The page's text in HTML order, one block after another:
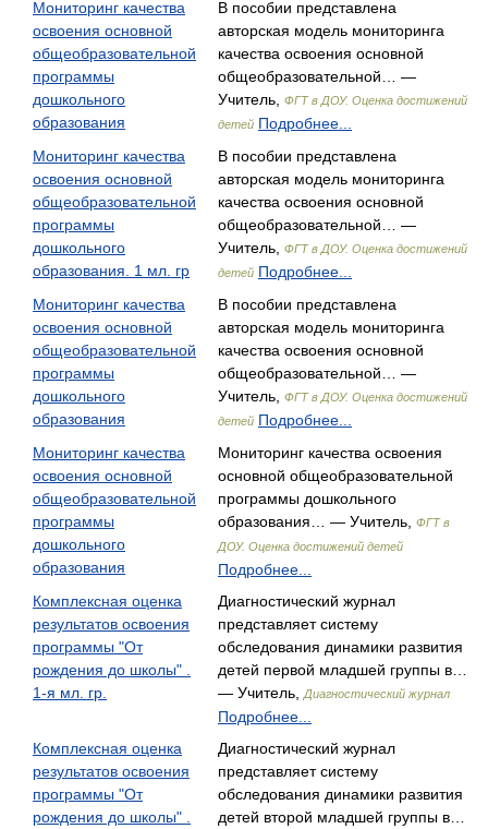
Мониторинг качества
освоения основной
общеобразовательной
программы
дошкольного
образования
В пособии представлена
авторская модель мониторинга
качества освоения основной
общеобразовательной… —
Учитель,
ФГТ в ДОУ. Оценка достижений
детей Подробнее...
Мониторинг качества
освоения основной
общеобразовательной
программы
дошкольного
образования. 1 мл. гр
В пособии представлена
авторская модель мониторинга
качества освоения основной
общеобразовательной… —
Учитель,
ФГТ в ДОУ. Оценка достижений
детей Подробнее...
Мониторинг качества
освоения основной
общеобразовательной
программы
дошкольного
образования
В пособии представлена
авторская модель мониторинга
качества освоения основной
общеобразовательной… —
Учитель,
ФГТ в ДОУ. Оценка достижений
детей Подробнее...
Мониторинг качества
освоения основной
общеобразовательной
программы
дошкольного
образования
Мониторинг качества освоения
основной общеобразовательной
программы дошкольного
образования… — Учитель,
ФГТ в
ДОУ. Оценка достижений детей
Подробнее...
Комплексная оценка
результатов освоения
программы "От
рождения до школы" .
1-я мл. гр.
Диагностический журнал
представляет систему
обследования динамики развития
детей первой младшей группы в…
— Учитель,
Диагностический журнал
Подробнее...
Комплексная оценка
результатов освоения
программы "От
рождения до школы" .
Диагностический журнал
представляет систему
обследования динамики развития
детей второй младшей группы в…